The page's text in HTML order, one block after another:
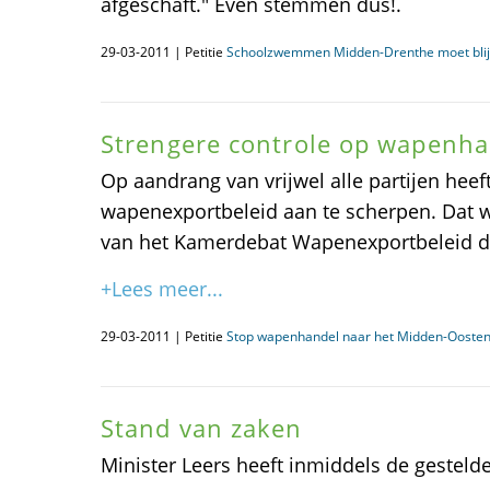
29-03-2011 | Petitie Schoolzwemmen Midden-Drenthe moet
Strengere controle op
Op aandrang van vrijwel alle partijen
wapenexportbeleid aan te scherpen. Dat
van het Kamerdebat Wapenexportbeleid
+Lees meer...
29-03-2011 | Petitie Stop wapenhandel naar het Midden-Oosten
Stand van zaken
Minister Leers heeft inmiddels de